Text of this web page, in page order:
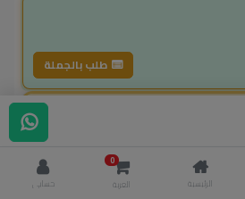
طلب بالجملة
الرئيسية
0
العربة
حسابي